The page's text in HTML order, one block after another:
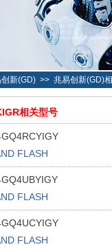
新(GD) >> 兆易创新(GD)
相关型号
FLASH
FLASH
FLASH